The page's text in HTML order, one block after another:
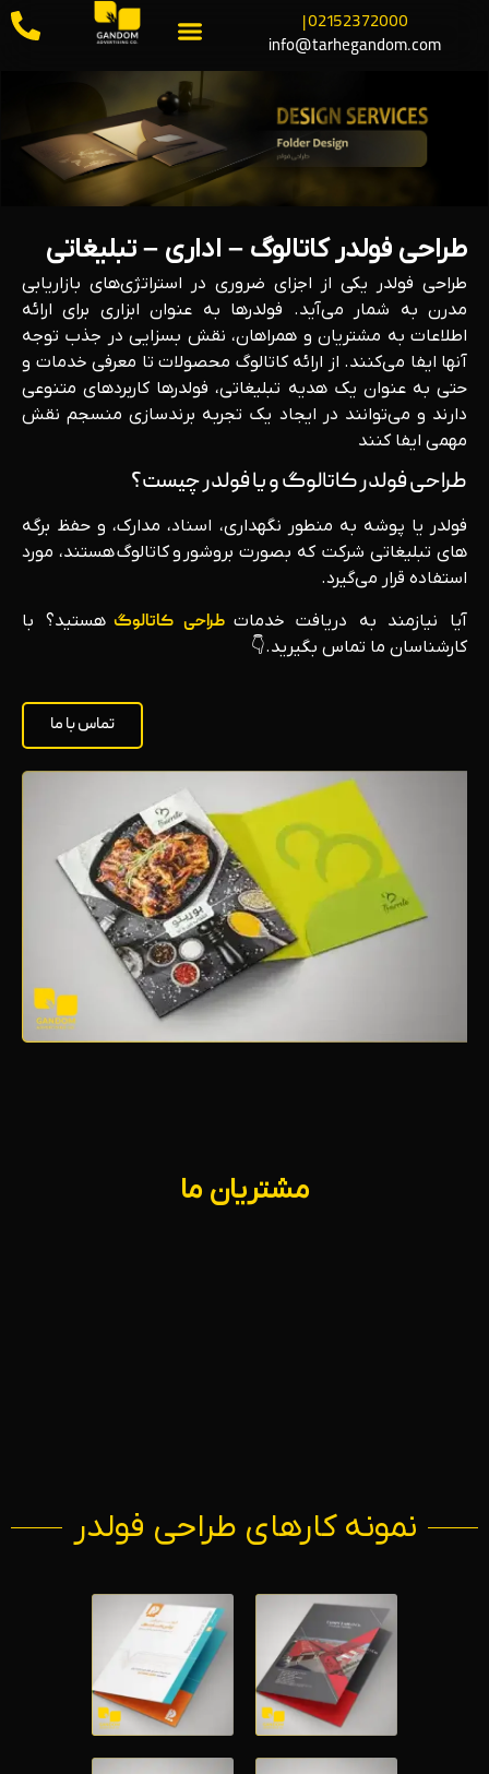
02152372000 |
info@tarhegandom.com
طراحی فولدر کاتالوگ – اداری – تبلیغاتی
طراحی فولدر یکی از اجزای ضروری در استراتژی‌های بازاریابی
مدرن به شمار می‌آید. فولدرها به عنوان ابزاری برای ارائه
اطلاعات به مشتریان و همراهان، نقش بسزایی در جذب توجه
آنها ایفا می‌کنند. از ارائه کاتالوگ محصولات تا معرفی خدمات و
حتی به عنوان یک هدیه تبلیغاتی، فولدرها کاربردهای متنوعی
دارند و می‌توانند در ایجاد یک تجربه برندسازی منسجم نقش
مهمی ایفا کنند
طراحی فولدر کاتالوگ و یا فولدر چیست؟
فولدر یا پوشه به منطور نگهداری، اسناد، مدارک، و حفظ برگه
های تبلیغاتی شرکت که بصورت بروشور و کاتالوگ هستند، مورد
استفاده قرار می‌گیرد.
آیا نیازمند به دریافت خدماتطراحی کاتالوگهستید؟ با
کارشناسان ما تماس بگیرید.👇
تماس با ما
مشتریان ما
نمونه کارهای طراحی فولدر